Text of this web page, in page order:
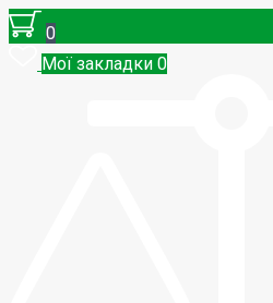
0
Мої закладки 0